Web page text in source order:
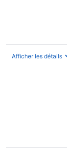
Afficher les détails